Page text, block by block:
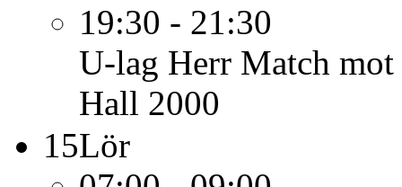
19:30 - 21:30
U-lag Herr Match mot
Hall 2000
15Lör